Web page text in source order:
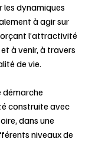
les dynamiques
à agir sur
l’attractivité
à venir, à travers
de vie.
démarche
construite avec
dans une
niveaux de